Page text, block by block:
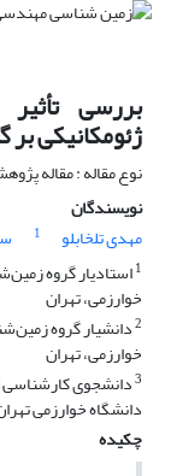
بررسی
ژئومکانیکی
نوع مقاله : مقاله
نویسندگان
مهدی تلخابلو
1
1استادیار گروه
خوارزمی، تهران
2دانشیار گروه
خوارزمی، تهران
3دانشجوی
دانشگاه خوارزمی
چکیده